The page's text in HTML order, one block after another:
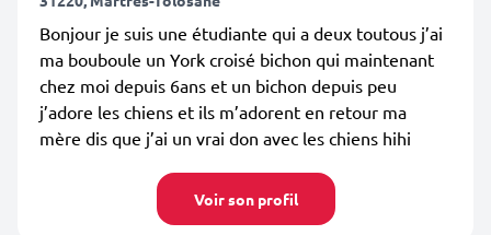
Bonjour je suis une étudiante qui a deux toutous j’ai
ma bouboule un York croisé bichon qui maintenant
chez moi depuis 6ans et un bichon depuis peu
j’adore les chiens et ils m’adorent en retour ma
mère dis que j’ai un vrai don avec les chiens hihi
Voir son profil